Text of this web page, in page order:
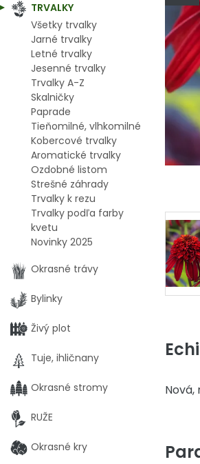
TRVALKY
Všetky trvalky
Jarné trvalky
Letné trvalky
Jesenné trvalky
Trvalky A-Z
Skalničky
Paprade
Tieňomilné, vlhkomilné
Kobercové trvalky
Aromatické trvalky
Ozdobné listom
Strešné záhrady
Trvalky k rezu
Trvalky podľa farby
kvetu
Novinky 2025
Okrasné trávy
Bylinky
Živý plot
Tuje, ihličnany
Okrasné stromy
RUŽE
Okrasné kry